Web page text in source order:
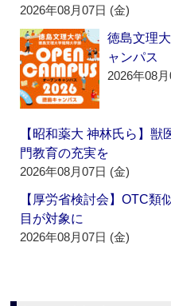
2026年08月07日 (金)
徳島文理
ャンパス
2026年08
【昭和薬大 神林氏ら】
門教育の充実を
2026年08月07日 (金)
【厚労省検討会】OTC類
目が対象に
2026年08月07日 (金)